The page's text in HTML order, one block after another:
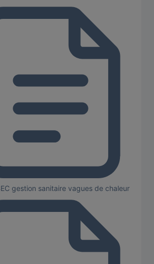
gestion sanitaire vagues de chaleur